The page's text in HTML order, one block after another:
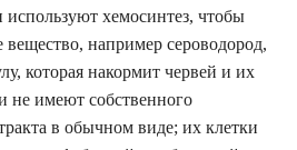
используют хемосинтез, чтобы
вещество, например сероводород,
которая накормит червей и их
не имеют собственного
в обычном виде; их клетки